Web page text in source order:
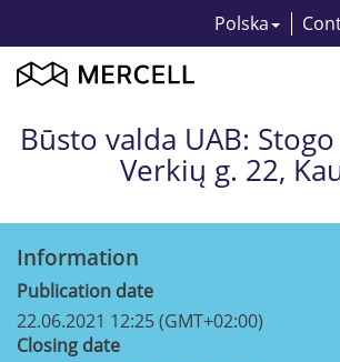
Polska
Būsto valda UAB:
Verkių g. 22,
Information
Publication date
22.06.2021 12:25 (GMT+02:00)
Closing date